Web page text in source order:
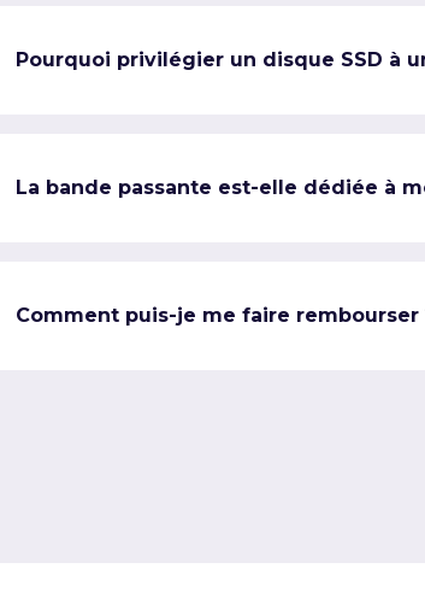
Pourquoi privilégier un disque SSD à
La bande passante est-elle dédiée à
Comment puis-je me faire rembourser